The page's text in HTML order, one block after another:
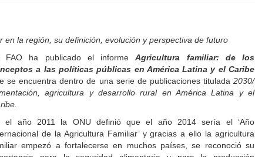
la región, su definición, evolución y perspectiva de futuro
FAO ha publicado el informeAgricultura familiar: de los
a las políticas públicas en América Latina y el Caribe
se encuentra dentro de una serie de publicaciones titulada 2030/
agricultura y desarrollo rural en América Latina y el
el año 2011 la ONU definió que el año 2014 sería el ‘Año
de la Agricultura Familiar’ y gracias a ello la agricultura
empezó a fortalecerse en muchos países, se reconoció su